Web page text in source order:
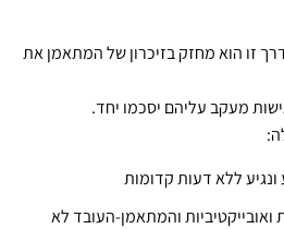
זו הוא מחזק בזיכרון של המתאמן את
מעקב עליהם יסכמו יחד.
ללא דעות קדומות
והמתאמן-העובד לא